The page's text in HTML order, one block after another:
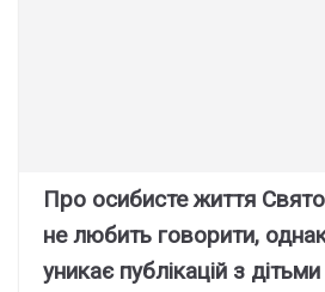
Про осибисте життя
не любить говорити,
уникає публікацій з